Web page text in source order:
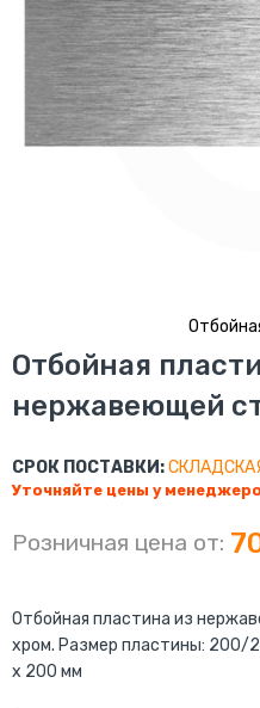
Перейти
к
началу
галереи
Отбойная
нержавеющей
СРОК ПОСТАВКИ:
Уточняйте цены у
Розничная цена от:
Отбойная пластина из
хром. Размер пластины:
х 200 мм